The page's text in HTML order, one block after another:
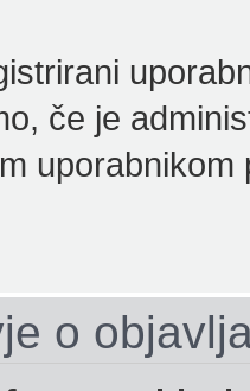
če je
o